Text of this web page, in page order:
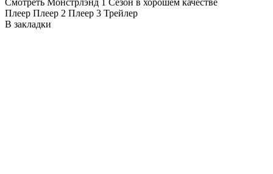
Плеер Плеер 2 Плеер 3 Трейлер
В закладки